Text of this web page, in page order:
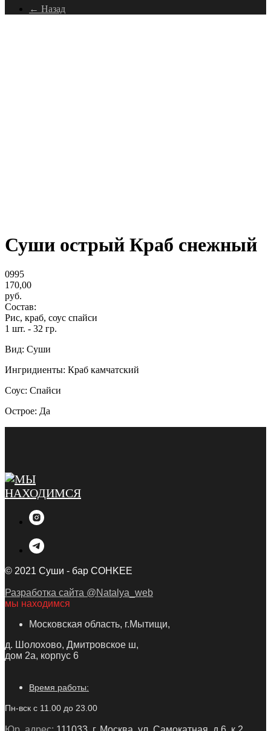
← Назад
Суши острый Краб снежный
0995
170,00
руб.
Состав:
Рис, краб, соус спайси
1 шт. - 32 гр.
Вид: Суши
Ингридиенты: Краб камчатский
Соус: Спайси
Острое: Да
© 2021 Суши - бар COHKEE
Разработка сайта @Natalya_web
мы находимся
Московская область, г.Мытищи,
д. Шолохово, Дмитровское ш,
дом 2а, корпус 6
Время работы:
Пн-вск с 11.00 до 23.00